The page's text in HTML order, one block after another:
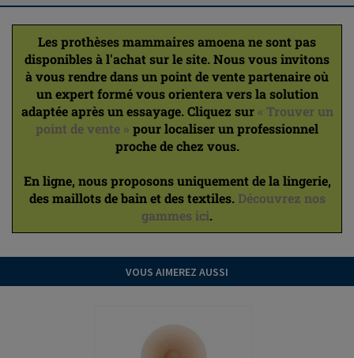
Les prothèses mammaires amoena ne sont pas
disponibles à l'achat sur le site. Nous vous invitons
à vous rendre dans un point de vente partenaire où
un expert formé vous orientera vers la solution
adaptée après un essayage. Cliquez sur« Trouver un
point de vente » pour localiser un professionnel
proche de chez vous.
En ligne, nous proposons uniquement de la lingerie,
des maillots de bain et des textiles. Découvrez nos
gammes ici.
VOUS AIMEREZ AUSSI